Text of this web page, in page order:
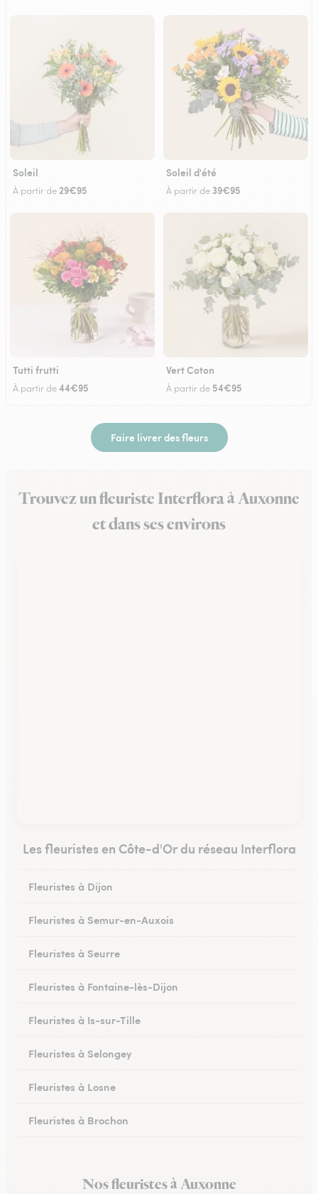
Soleil
À partir de 29€95
Soleil d'été
À partir de 39€95
Tutti frutti
À partir de44€95
Vert Coton
À partir de 54€95
Faire livrer des fleurs
Trouvez un fleuriste Interflora à Auxonne
et dans ses environs
Les fleuristes en Côte-d'Or du réseau Interflora
Fleuristes à Dijon
Fleuristes à Semur-en-Auxois
Fleuristes à Seurre
Fleuristes à Fontaine-lès-Dijon
Fleuristes à Is-sur-Tille
Fleuristes à Selongey
Fleuristes à Losne
Fleuristes à Brochon
Fleuristes à TalantNos fleuristes à Auxonne